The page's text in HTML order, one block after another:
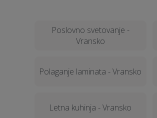
Poslovno svetovanje -
Vransko
Polaganje laminata - Vransko
Letna kuhinja - Vransko